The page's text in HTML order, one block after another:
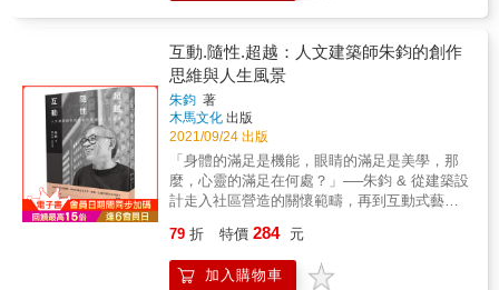
代主義代表的李祖原、漢寶德，與特立獨行的
吳增榮，以及在九○年代引領回歸現代主義的姚
仁喜；最後是歷經九二一地震與經濟泡沫化，
轉而省思臺灣在地現實與常民文化、回應自身
主體的謝英俊、黃聲遠、廖偉立、邱文傑。 &
透過兩位建築評論家坦率直白的見解，除了得
以回顧臺灣建築師面對的處境，洞悉他們如何
以設計趨近理想，尋找自身定位以及未來的可
能性；同時，更是對照出臺灣建築在面對現代
性的全球化挑戰下，既直行也迂迴、蹣跚卻可
互動.隨性.超越：人文建築師朱鈞的創作
思維與人生風景
朱鈞 著
木馬文化 出版
2021/09/24 出版
「身體的滿足是機能，眼睛的滿足是美學，那
麼，心靈的滿足在何處？」──朱鈞 & 從建築設
計走入社區營造的關懷範疇，再到互動式藝術
著空間藝術的理想。 & 朱鈞，是台灣取得普林
斯頓大學建築研究所獎學金而赴美留學的第一
人； 是任教於美國名校萊斯大學建築系、重視
79 折 特價 284 元
加入購物車